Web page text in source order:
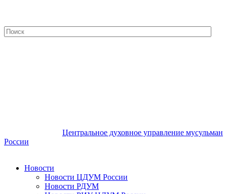
Центральное духовное управление мусульман
России
Новости
Новости ЦДУМ России
Новости РДУМ